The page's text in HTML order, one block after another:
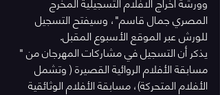
المصري جمال قاسم"، وسيفتح التسجيل
للورش عبر الموقع الأسبوع المقبل.
يذكر أن التسجيل في مشاركات المهرجان من "
مسابقة الأفلام الروائية القصيرة ( وتشمل
الأفلام المتحركة)، مسابقة الأفلام الوثائقية